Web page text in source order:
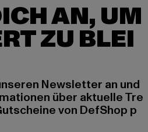
AN, UM
ZU BLEI
Newsletter an und
über aktuelle Tre
von DefShop p